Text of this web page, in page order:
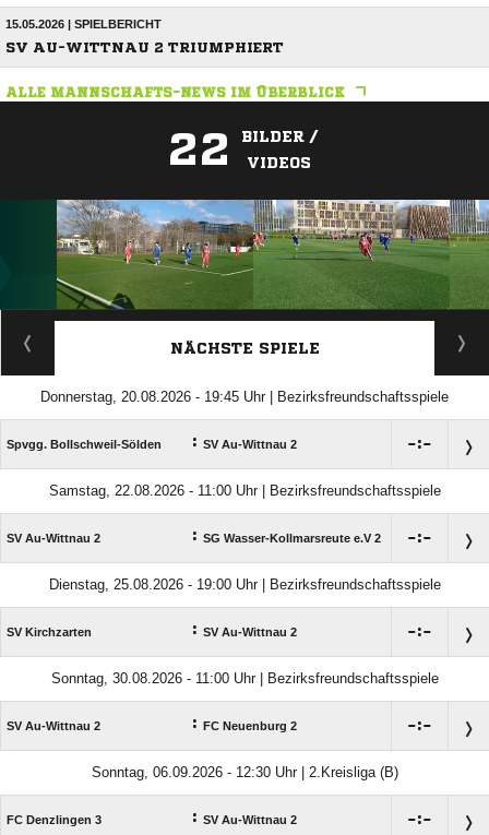
15.05.2026 | SPIELBERICHT
SV AU-WITTNAU 2 TRIUMPHIERT
ALLE MANNSCHAFTS-NEWS IM ÜBERBLICK
22
BILDER /
VIDEOS
ANZEIGE
NÄCHSTE SPIELE
Donnerstag, 20.08.2026 - 19:45 Uhr | Bezirksfreundschaftsspiele
Spvgg. Bollschweil-Sölden : SV Au-Wittnau 2 :
Samstag, 22.08.2026 - 11:00 Uhr | Bezirksfreundschaftsspiele
SV Au-Wittnau 2 : SG Wasser-Kollmarsreute e.V 2 :
Dienstag, 25.08.2026 - 19:00 Uhr | Bezirksfreundschaftsspiele
SV Kirchzarten : SV Au-Wittnau 2 :
Sonntag, 30.08.2026 - 11:00 Uhr | Bezirksfreundschaftsspiele
SV Au-Wittnau 2 : FC Neuenburg 2 :
Sonntag, 06.09.2026 - 12:30 Uhr | 2.Kreisliga (B)
FC Denzlingen 3 : SV Au-Wittnau 2 :